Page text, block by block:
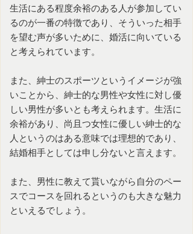
生活にある程度余裕のある人が参加してい
るのが一番の特徴であり、そういった相手
を望む声が多いために、婚活に向いている
と考えられています。
また、紳士のスポーツというイメージが強
いことから、紳士的な男性や女性に対し優
しい男性が多いとも考えられます。生活に
余裕があり、尚且つ女性に優しい紳士的な
人というのはある意味では理想的であり、
結婚相手としては申し分ないと言えます。
また、男性に教えて貰いながら自分のペー
スでコースを回れるというのも大きな魅力
といえるでしょう。